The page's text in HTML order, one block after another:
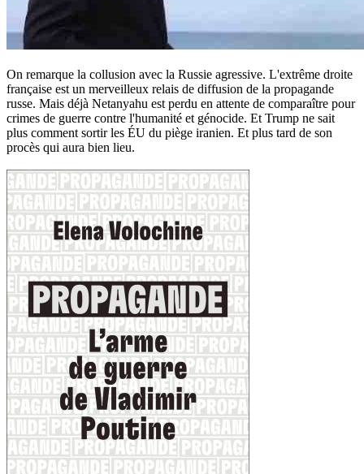
On remarque la collusion avec la Russie agressive. L'extrême droite
française est un merveilleux relais de diffusion de la propagande
russe. Mais déjà Netanyahu est perdu en attente de comparaître pour
crimes de guerre contre l'humanité et génocide. Et Trump ne sait
plus comment sortir les ÉU du piège iranien. Et plus tard de son
procès qui aura bien lieu.